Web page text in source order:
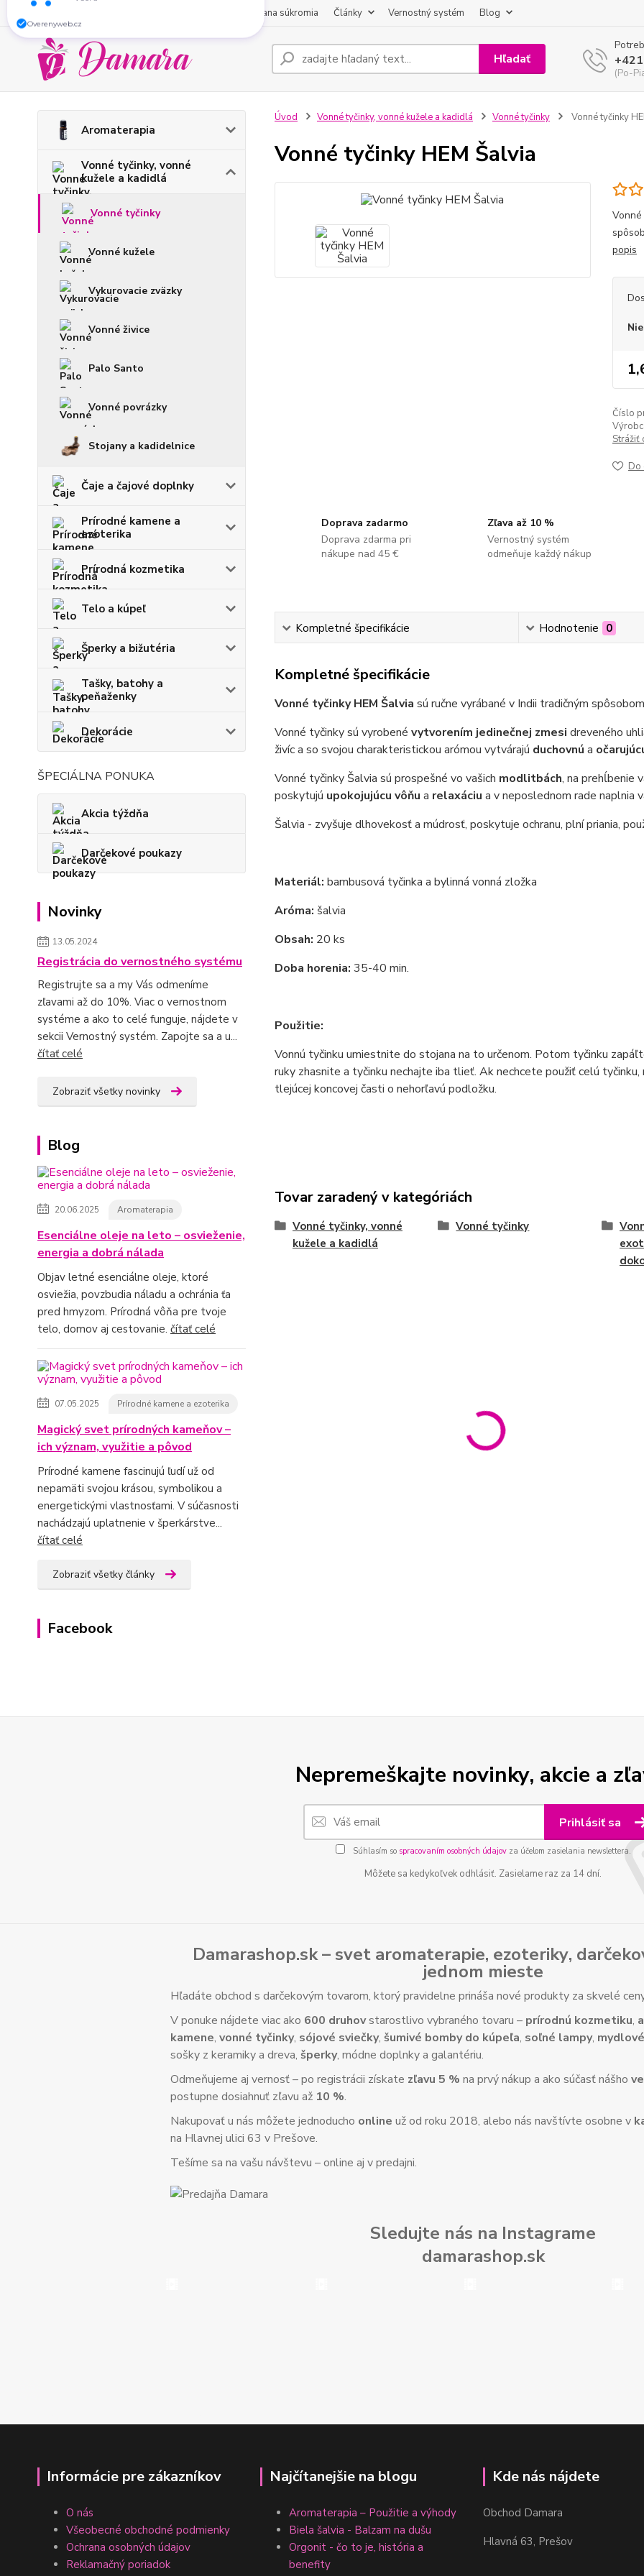
Ochrana súkromia Články Vernostný systém Blog
Hľadať
(Po-
Aromaterapia
Vonné tyčinky, vonné
kužele a kadidlá
Vonné tyčinky
Vonné kužele
Vykurovacie zväzky
Vonné živice
Palo Santo
Vonné povrázky
Stojany a kadidelnice
Čaje a čajové doplnky
Prírodné kamene a
ezoterika
Prírodná kozmetika
Telo a kúpeľ
Šperky a bižutéria
Tašky, batohy a
peňaženky
Dekorácie
ŠPECIÁLNA PONUKA
Akcia týždňa
Darčekové poukazy
Novinky
13.05.2024
Registrácia do vernostného systému
Registrujte sa a my Vás odmeníme
zľavami až do 10%. Viac o vernostnom
systéme a ako to celé funguje, nájdete v
sekcii Vernostný systém. Zapojte sa a u...
čítať celé
Zobraziť všetky novinky
Blog
20.06.2025 Aromaterapia
Esenciálne oleje na leto – osvieženie,
energia a dobrá nálada
Objav letné esenciálne oleje, ktoré
osviežia, povzbudia náladu a ochránia ťa
pred hmyzom. Prírodná vôňa pre tvoje
telo, domov aj cestovanie. čítať celé
07.05.2025 Prírodné kamene a ezoterika
Magický svet prírodných kameňov –
ich význam, využitie a pôvod
Prírodné kamene fascinujú ľudí už od
nepamäti svojou krásou, symbolikou a
energetickými vlastnosťami. V súčasnosti
nachádzajú uplatnenie v šperkárstve...
čítať celé
Zobraziť všetky články
Facebook
Úvod Vonné tyčinky, vonné kužele a kadidlá Vonné tyčinky Vonné tyčinky
Vonné tyčinky HEM Šalvia
popis
Číslo
Strážiť
Do
Doprava zadarmo
Doprava zdarma pri
nákupe nad 45 €
Zľava až 10 %
Vernostný systém
odmeňuje každý nákup
Kompletné špecifikácie Hodnotenie 0
Kompletné špecifikácie
Vonné tyčinky HEM Šalvia sú ručne vyrábané v Indii tradičným
Vonné tyčinky sú vyrobené vytvorením jedinečnej zmesi dreveného
živíc a so svojou charakteristickou arómou vytvárajú duchovnú a
Vonné tyčinky Šalvia sú prospešné vo vašich modlitbách, na prehĺbenie
poskytujú upokojujúcu vôňu a relaxáciu a v neposlednom rade naplnia
Šalvia - zvyšuje dlhovekosť a múdrosť, poskytuje ochranu, plní priania,
Materiál: bambusová tyčinka a bylinná vonná zložka
Aróma: šalvia
Obsah: 20 ks
Doba horenia: 35-40 min.
Použitie:
Vonnú tyčinku umiestnite do stojana na to určenom. Potom tyčinku
ruky zhasnite a tyčinku nechajte iba tlieť. Ak nechcete použiť celú
tlejúcej koncovej časti o nehorľavú podložku.
Tovar zaradený v kategóriách
Vonné tyčinky, vonné
kužele a kadidlá
Vonné tyčinky
Nepremeškajte novinky, akcie a
Prihlásiť sa
Súhlasím so spracovaním osobných údajovza účelom zasielania newslettera.
Môžete sa kedykoľvek odhlásiť. Zasielame raz za 14 dní.
Damarashop.sk – svet aromaterapie, ezoteriky,
jednom mieste
Hľadáte obchod s darčekovým tovarom, ktorý pravidelne prináša nové produkty za skvelé
V ponuke nájdete viac ako 600 druhovstarostlivo vybraného tovaru – prírodnú kozmetiku,
kamene, vonné tyčinky, sójové sviečky, šumivé bomby do kúpeľa, soľné lampy,
sošky z keramiky a dreva, šperky, módne doplnky a galantériu.
Odmeňujeme aj vernosť – po registrácii získate zľavu 5 % na prvý nákup a ako súčasť nášho
postupne dosiahnuť zľavu až 10 %.
Nakupovať u nás môžete jednoducho online už od roku 2018, alebo nás navštívte osobne v
na Hlavnej ulici 63 v Prešove.
Tešíme sa na vašu návštevu – online aj v predajni.
Sledujte nás na Instagrame
damarashop.sk
Informácie pre zákazníkov
O nás
Všeobecné obchodné podmienky
Ochrana osobných údajov
Reklamačný poriadok
Najčítanejšie na blogu
Aromaterapia – Použitie a výhody
Biela šalvia - Balzam na dušu
Orgonit - čo to je, história a
benefity
Kde nás nájdete
Obchod Damara
Hlavná 63, Prešov
včera
Overenyweb.cz